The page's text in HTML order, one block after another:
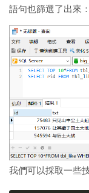
語句也篩選了出來：
我們可以採取一些